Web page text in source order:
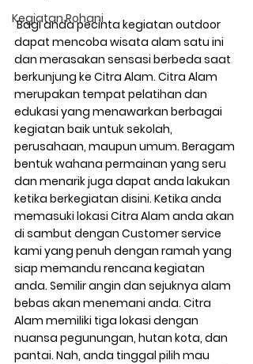
Kegiatan Rohani
Bagi anda pecinta kegiatan outdoor
dapat mencoba wisata alam satu ini
dan merasakan sensasi berbeda saat
berkunjung ke Citra Alam. Citra Alam
merupakan tempat pelatihan dan
edukasi yang menawarkan berbagai
kegiatan baik untuk sekolah,
perusahaan, maupun umum. Beragam
bentuk wahana permainan yang seru
dan menarik juga dapat anda lakukan
ketika berkegiatan disini. Ketika anda
memasuki lokasi Citra Alam anda akan
di sambut dengan Customer service
kami yang penuh dengan ramah yang
siap memandu rencana kegiatan
anda. Semilir angin dan sejuknya alam
bebas akan menemani anda. Citra
Alam memiliki tiga lokasi dengan
nuansa pegunungan, hutan kota, dan
pantai. Nah, anda tinggal pilih mau